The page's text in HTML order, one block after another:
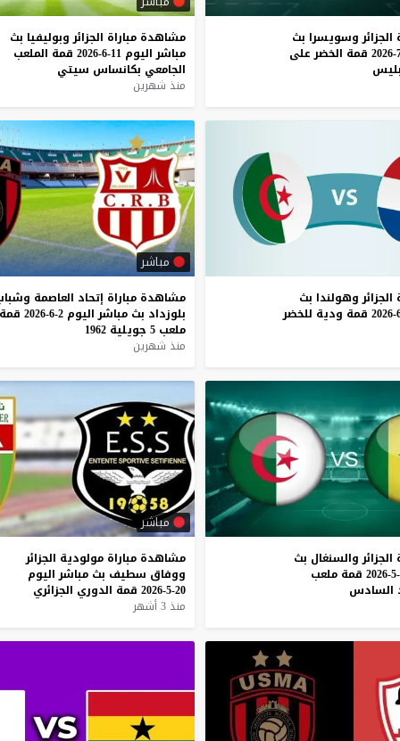
الجزائر وسويسرا بث
قمة الخضر على
مشاهدة مباراة الجزائر وبوليفيا بث
مباشر اليوم 11-6-2026 قمة الملعب
الجامعي بكانساس سيتي
منذ شهرين
الجزائر وهولندا بث
قمة ودية للخضر
مباشر
مشاهدة مباراة إتحاد العاصمة
بلوزداد بث مباشر اليوم 2-6-2026
ملعب 5 جويلية 1962
منذ شهرين
الجزائر والسنغال بث
قمة ملعب
السادس
مباشر
مشاهدة مباراة مولودية الجزائر
ووفاق سطيف بث مباشر اليوم
20-5-2026
قمة الدوري الجزائري
منذ 3 أشهر